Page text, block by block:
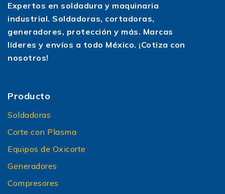
Expertos en soldadura y maquinaria
industrial. Soldadoras, cortadoras,
generadores, protección y más. Marcas
líderes y envíos a todo México. ¡Cotiza con
nosotros!
Producto
Soldadoras
Corte con Plasma
Equipos de Oxicorte
Generadores
Compresores